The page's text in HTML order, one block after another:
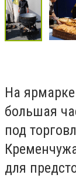
На
большая
под
для